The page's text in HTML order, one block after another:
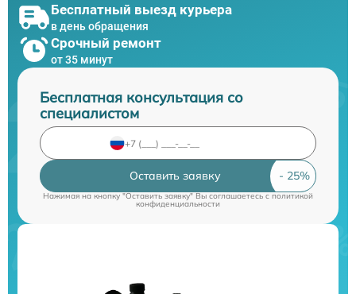
Бесплатный выезд курьера
в день обращения
Срочный ремонт
от 35 минут
Бесплатная консультация со
специалистом
Оставить заявку
Нажимая на кнопку "Оставить заявку" Вы соглашаетесь cполитикой
конфиденциальности